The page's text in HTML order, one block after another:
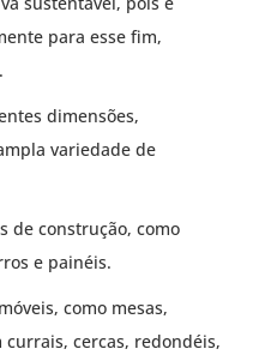
para esse fim,
dimensões,
variedade de
de construção, como
e painéis.
como mesas,
cercas, redondéis,